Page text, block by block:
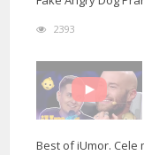
2393
Best of iUmor. Cele